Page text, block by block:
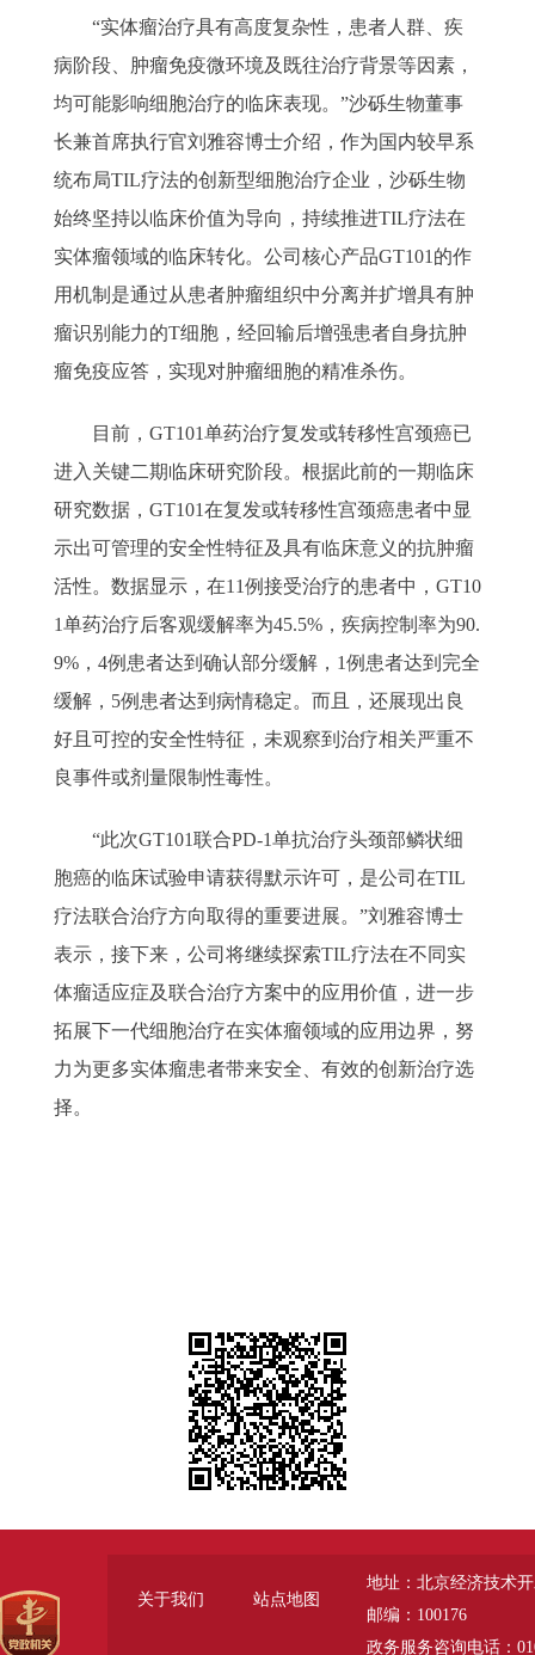
“实体瘤治疗具有高度复杂性，患者人群、疾
病阶段、肿瘤免疫微环境及既往治疗背景等因素，
均可能影响细胞治疗的临床表现。”沙砾生物董事
长兼首席执行官刘雅容博士介绍，作为国内较早系
统布局TIL疗法的创新型细胞治疗企业，沙砾生物
始终坚持以临床价值为导向，持续推进TIL疗法在
实体瘤领域的临床转化。公司核心产品GT101的作
用机制是通过从患者肿瘤组织中分离并扩增具有肿
瘤识别能力的T细胞，经回输后增强患者自身抗肿
瘤免疫应答，实现对肿瘤细胞的精准杀伤。
目前，GT101单药治疗复发或转移性宫颈癌已
进入关键二期临床研究阶段。根据此前的一期临床
研究数据，GT101在复发或转移性宫颈癌患者中显
示出可管理的安全性特征及具有临床意义的抗肿瘤
活性。数据显示，在11例接受治疗的患者中，GT10
1单药治疗后客观缓解率为45.5%，疾病控制率为90.
9%，4例患者达到确认部分缓解，1例患者达到完全
缓解，5例患者达到病情稳定。而且，还展现出良
好且可控的安全性特征，未观察到治疗相关严重不
良事件或剂量限制性毒性。
“此次GT101联合PD-1单抗治疗头颈部鳞状细
胞癌的临床试验申请获得默示许可，是公司在TIL
疗法联合治疗方向取得的重要进展。”刘雅容博士
表示，接下来，公司将继续探索TIL疗法在不同实
体瘤适应症及联合治疗方案中的应用价值，进一步
拓展下一代细胞治疗在实体瘤领域的应用边界，努
力为更多实体瘤患者带来安全、有效的创新治疗选
择。
关于我们 站点地图
地址：北京经济技术
邮编：100176
政务服务咨询电话：